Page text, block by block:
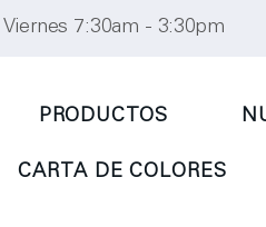
7:30am - 3:30pm
PRODUCTOS
CARTA DE COLORES